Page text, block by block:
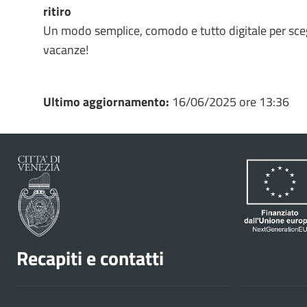
ritiro
Un modo semplice, comodo e tutto digitale per
vacanze!
Ultimo aggiornamento: 16/06/2025 ore 13:36
Recapiti e contatti